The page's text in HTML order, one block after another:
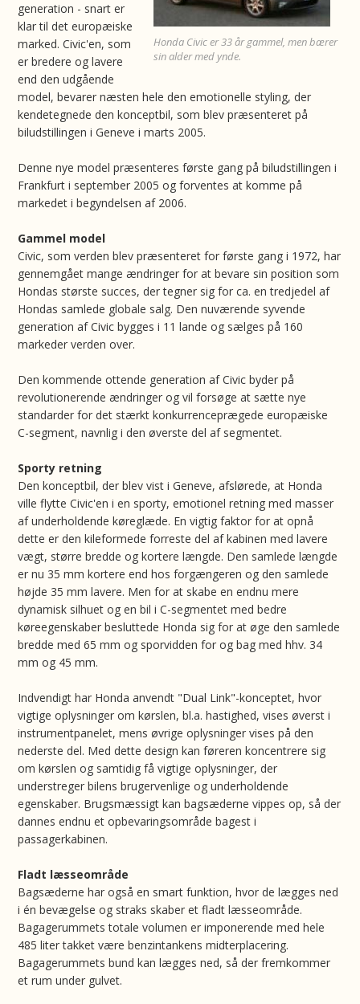
Honda Civic er 33 år gammel, men bærer
sin alder med ynde.
generation - snart er
klar til det europæiske
marked. Civic'en, som
er bredere og lavere
end den udgående
model, bevarer næsten hele den emotionelle styling, der
kendetegnede den konceptbil, som blev præsenteret på
biludstillingen i Geneve i marts 2005.
Denne nye model præsenteres første gang på biludstillingen i
Frankfurt i september 2005 og forventes at komme på
markedet i begyndelsen af 2006.
Gammel model
Civic, som verden blev præsenteret for første gang i 1972, har
gennemgået mange ændringer for at bevare sin position som
Hondas største succes, der tegner sig for ca. en tredjedel af
Hondas samlede globale salg. Den nuværende syvende
generation af Civic bygges i 11 lande og sælges på 160
markeder verden over.
Den kommende ottende generation af Civic byder på
revolutionerende ændringer og vil forsøge at sætte nye
standarder for det stærkt konkurrenceprægede europæiske
C-segment, navnlig i den øverste del af segmentet.
Sporty retning
Den konceptbil, der blev vist i Geneve, afslørede, at Honda
ville flytte Civic'en i en sporty, emotionel retning med masser
af underholdende køreglæde. En vigtig faktor for at opnå
dette er den kileformede forreste del af kabinen med lavere
vægt, større bredde og kortere længde. Den samlede længde
er nu 35 mm kortere end hos forgængeren og den samlede
højde 35 mm lavere. Men for at skabe en endnu mere
dynamisk silhuet og en bil i C-segmentet med bedre
køreegenskaber besluttede Honda sig for at øge den samlede
bredde med 65 mm og sporvidden for og bag med hhv. 34
mm og 45 mm.
Indvendigt har Honda anvendt "Dual Link"-konceptet, hvor
vigtige oplysninger om kørslen, bl.a. hastighed, vises øverst i
instrumentpanelet, mens øvrige oplysninger vises på den
nederste del. Med dette design kan føreren koncentrere sig
om kørslen og samtidig få vigtige oplysninger, der
understreger bilens brugervenlige og underholdende
egenskaber. Brugsmæssigt kan bagsæderne vippes op, så der
dannes endnu et opbevaringsområde bagest i
passagerkabinen.
Fladt læsseområde
Bagsæderne har også en smart funktion, hvor de lægges ned
i én bevægelse og straks skaber et fladt læsseområde.
Bagagerummets totale volumen er imponerende med hele
485 liter takket være benzintankens midterplacering.
Bagagerummets bund kan lægges ned, så der fremkommer
et rum under gulvet.